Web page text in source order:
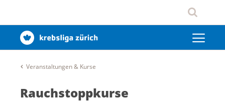
Veranstaltungen & Kurse
Rauchstoppkurse